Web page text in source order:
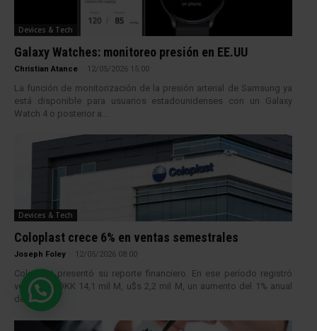
Devices & Tech
Galaxy Watches: monitoreo presión en EE.UU
Christian Atance 12/05/2026 15:00
La función de monitorización de la presión arterial de Samsung ya
está disponible para usuarios estadounidenses con un Galaxy
Watch 4 o posterior a...
Devices & Tech
Coloplast crece 6% en ventas semestrales
Joseph Foley 12/05/2026 08:00
Coloplast presentó su reporte financiero. En ese período registró
ventas de DKK 14,1 mil M, u$s 2,2 mil M, un aumento del 1% anual
de...